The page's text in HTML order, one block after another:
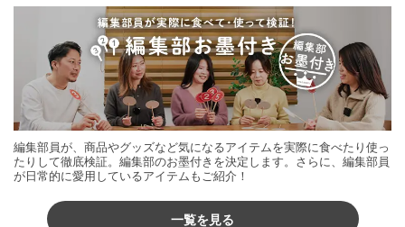
編集部員が、商品やグッズなど気になるアイテムを実際に食べたり使っ
たりして徹底検証。編集部のお墨付きを決定します。さらに、編集部員
が日常的に愛用しているアイテムもご紹介！
一覧を見る